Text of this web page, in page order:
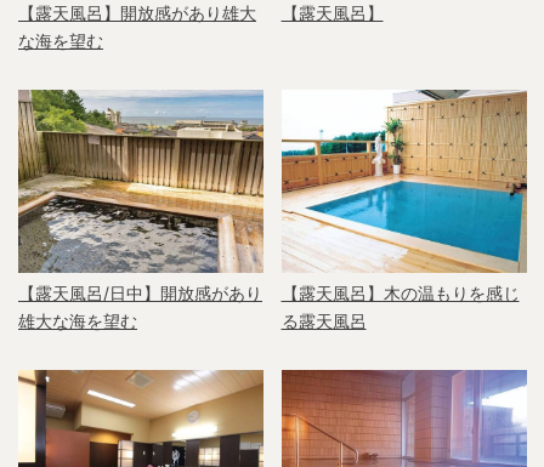
【露天風呂】開放感があり雄大
な海を望む
【露天風呂】
【露天風呂/日中】開放感があり
雄大な海を望む
【露天風呂】木の温もりを感じ
る露天風呂